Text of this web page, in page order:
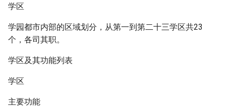
学区
学园都市内部的区域划分，从第一到第二十三学区共23
个，各司其职。
学区及其功能列表
学区
主要功能